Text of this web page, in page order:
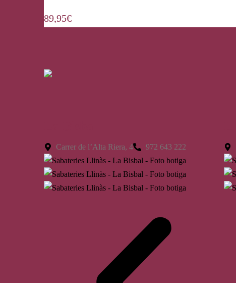
89,95€
Carrer de l’Alta Riera, 4 972 643 222